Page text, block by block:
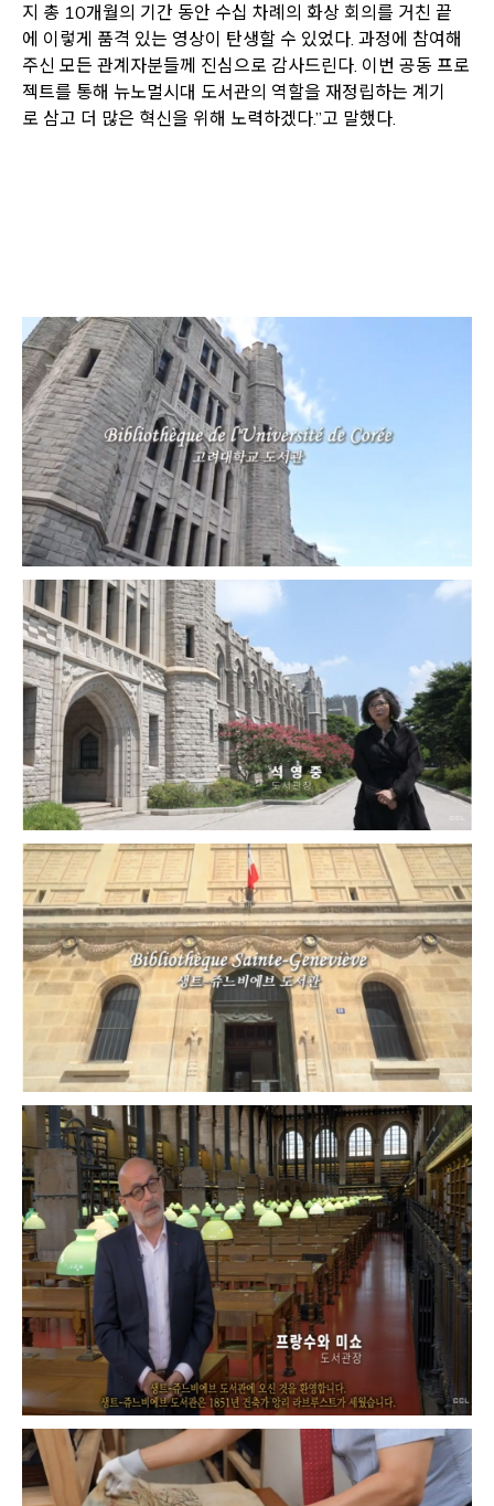
지 총 10개월의 기간 동안 수십 차례의 화상 회의를 거친 끝
에 이렇게 품격 있는 영상이 탄생할 수 있었다. 과정에 참여해
주신 모든 관계자분들께 진심으로 감사드린다. 이번 공동 프로
젝트를 통해 뉴노멀시대 도서관의 역할을 재정립하는 계기
로 삼고 더 많은 혁신을 위해 노력하겠다.”고 말했다.